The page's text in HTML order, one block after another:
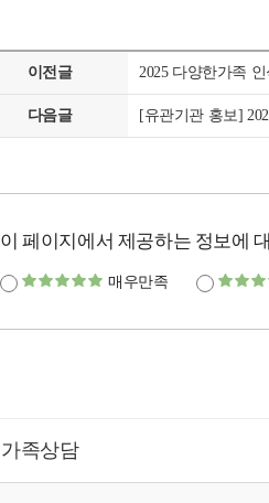
이전글 2025 다양한가족
다음글 [유관기관 홍보]
이 페이지에서 제공하는 정보에
매우만족
가족상담